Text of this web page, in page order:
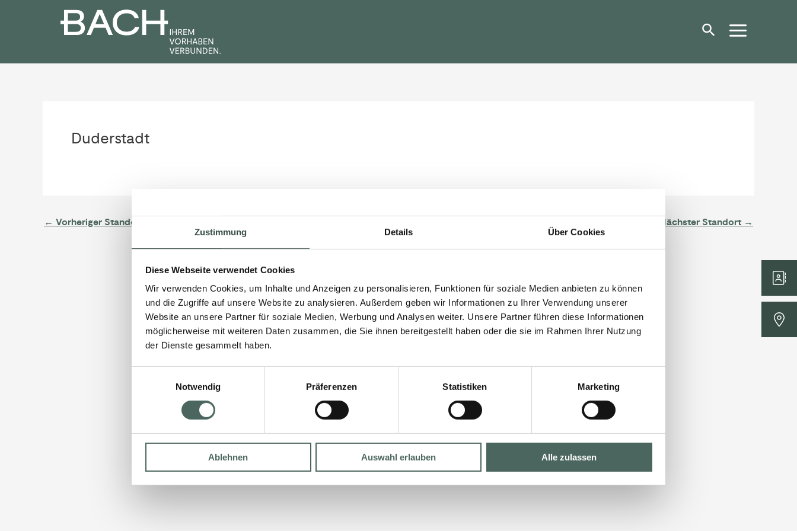
Zustimmung Details Über Cookies
Diese Webseite verwendet Cookies
Wir verwenden Cookies, um Inhalte und Anzeigen zu personalisieren, Funktionen für soziale Medien anbieten zu können
und die Zugriffe auf unsere Website zu analysieren. Außerdem geben wir Informationen zu Ihrer Verwendung unserer
Website an unsere Partner für soziale Medien, Werbung und Analysen weiter. Unsere Partner führen diese Informationen
möglicherweise mit weiteren Daten zusammen, die Sie ihnen bereitgestellt haben oder die sie im Rahmen Ihrer Nutzung
der Dienste gesammelt haben.
Notwendig
Präferenzen Statistiken Marketing
Ablehnen Auswahl erlauben Alle zulassen
Duderstadt
navigation
← Vorheriger Standort Nächster Standort →